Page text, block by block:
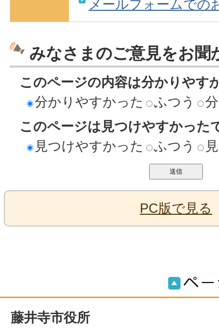
メールフォームでの
みなさまのご意見をお聞
このページの内容は分かりやす
分かりやすかった
ふつう
このページは見つけやすかった
見つけやすかった
ふつう
PC版で見る
藤井寺市役所